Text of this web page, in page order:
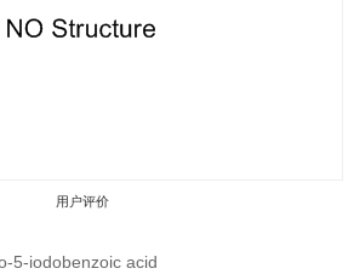
用户评价
5-iodobenzoic acid